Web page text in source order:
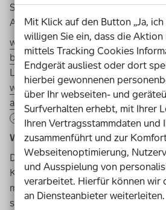
Schulklassen,
Arbeitsblätter und Lösungen zum
www.biosphaere-potsdam.de/ihr-
besuch/barrierefreiheit/
Lehrmaterial:
www.biosphaere-potsdam.de/
angebote/ausserschulischer-
Waldweg Grenzenlos, Sauerland
Der Waldweg Grenzenlos im
Kilometer langer, größtenteils
mit bis zu vierzig Stationen. Neben
sind auch Führungen durch
Mit Klick auf den Button „Ja, ich
willigen Sie ein, dass die Aktion
mittels Tracking Cookies
Endgerät ausliest oder dort
hierbei gewonnenen
über Ihr webseiten- und
Surfverhalten erhebt, mit Ihrer
Ihren Vertragsstammdaten und
zusammenführt und zur
Webseitenoptimierung,
und Ausspielung von
verarbeitet. Hierfür können wir
an Diensteanbieter weiterleiten.